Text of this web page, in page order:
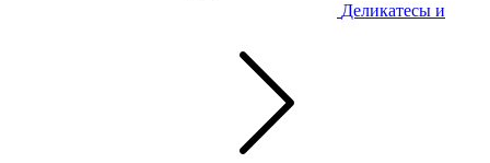
Деликатесы и